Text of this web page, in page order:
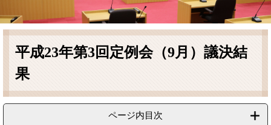
本
平成23年第3回定例会（9月）議決結
果
ページ内目次